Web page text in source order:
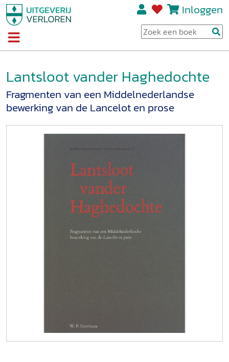
Inloggen
Lantsloot vander Haghedochte
Fragmenten van een Middelnederlandse
bewerking van de Lancelot en prose